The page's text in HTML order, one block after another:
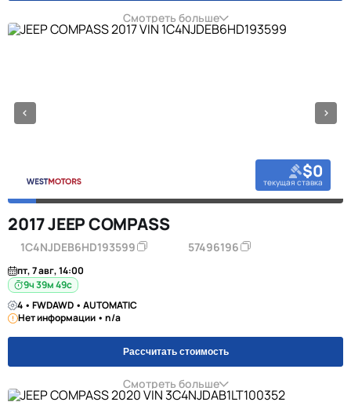
Смотреть больше
$0
текущая ставка
2017 JEEP COMPASS
1C4NJDEB6HD193599 57496196
пт, 7 авг, 14:00
9ч 39м 48с
4 • FWDAWD • AUTOMATIC
Нет информации • n/a
Рассчитать стоимость
Смотреть больше